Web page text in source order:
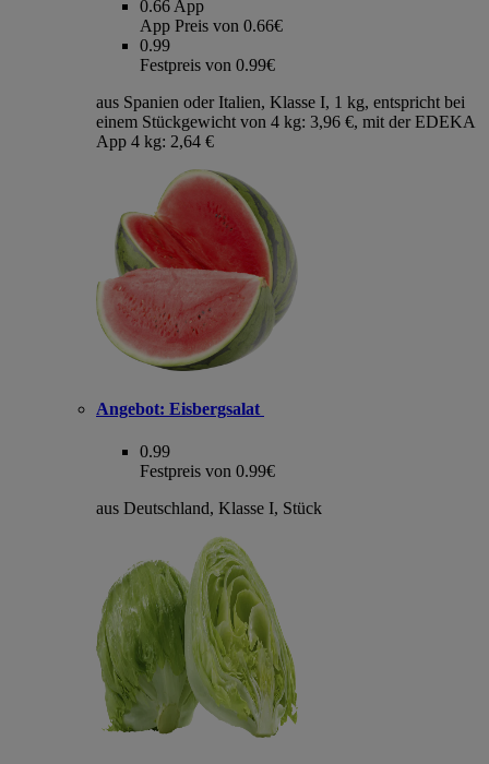
0.66 App
App Preis von 0.66€
0.99
Festpreis von 0.99€
aus Spanien oder Italien, Klasse I, 1 kg, entspricht bei
einem Stückgewicht von 4 kg: 3,96 €, mit der EDEKA
App 4 kg: 2,64 €
Angebot: Eisbergsalat
0.99
Festpreis von 0.99€
aus Deutschland, Klasse I, Stück